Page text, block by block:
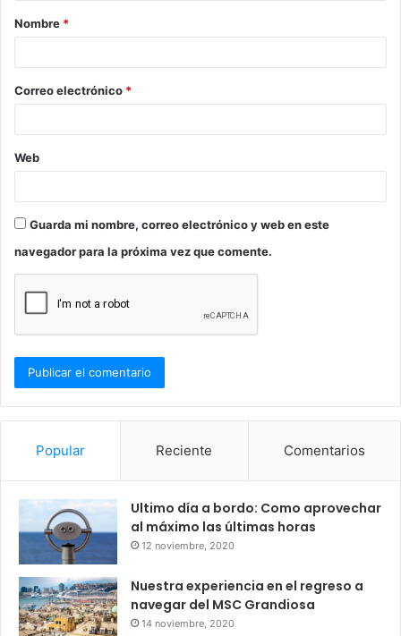
r
*
Nombre *
Correo electrónico *
Web
Guarda mi nombre, correo electrónico y web en este
navegador para la próxima vez que comente.
Popular Reciente Comentarios
Ultimo día a bordo: Como aprovechar
al máximo las últimas horas
12 noviembre, 2020
Nuestra experiencia en el regreso a
navegar del MSC Grandiosa
14 noviembre, 2020